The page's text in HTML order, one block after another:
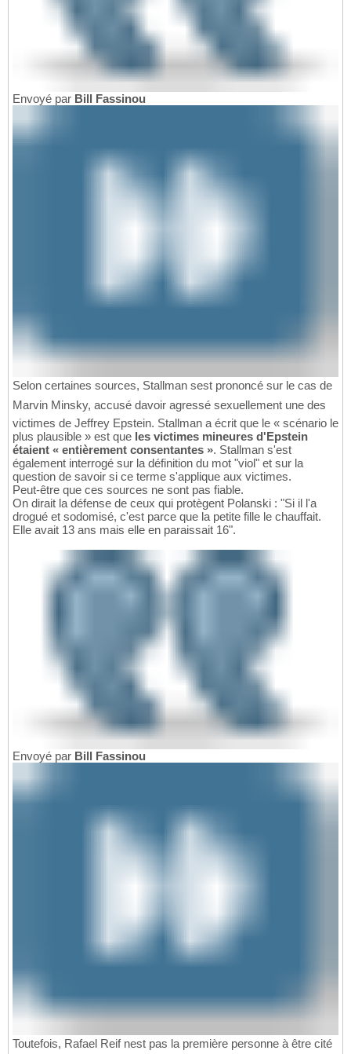
Envoyé par Bill Fassinou
Selon certaines sources, Stallman sest prononcé sur le cas de
Marvin Minsky, accusé davoir agressé sexuellement une des
victimes de Jeffrey Epstein. Stallman a écrit que le « scénario le
plus plausible » est que les victimes mineures d'Epstein
étaient « entièrement consentantes ». Stallman s'est
également interrogé sur la définition du mot "viol" et sur la
question de savoir si ce terme s'applique aux victimes.
Peut-être que ces sources ne sont pas fiable.
On dirait la défense de ceux qui protègent Polanski : "Si il l'a
drogué et sodomisé, c'est parce que la petite fille le chauffait.
Elle avait 13 ans mais elle en paraissait 16".
Envoyé par Bill Fassinou
Toutefois, Rafael Reif nest pas la première personne à être cité